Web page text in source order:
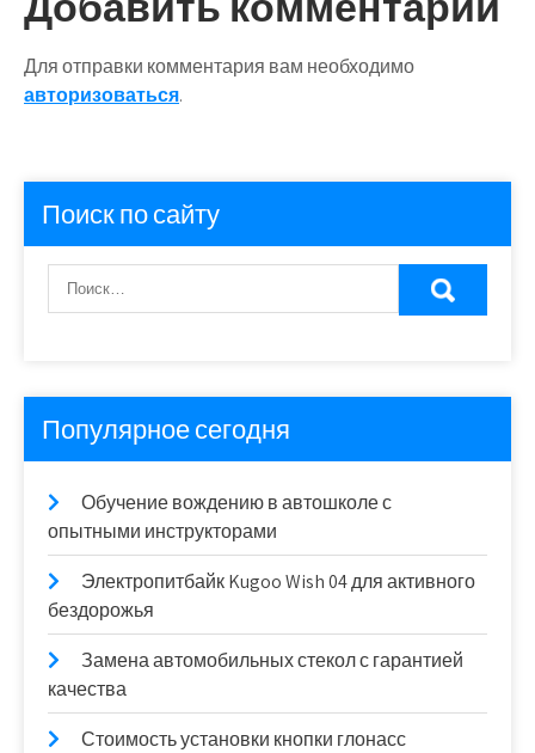
Для отправки комментария вам необходимо
авторизоваться.
Поиск по сайту
Популярное сегодня
Обучение вождению в автошколе с
опытными инструкторами
Электропитбайк Kugoo Wish 04 для активного
бездорожья
Замена автомобильных стекол с гарантией
качества
Стоимость установки кнопки глонасс